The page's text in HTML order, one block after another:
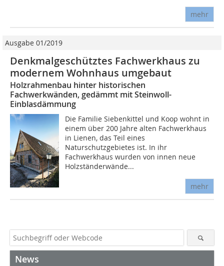
mehr
Ausgabe 01/2019
Denkmalgeschütztes Fachwerkhaus zu
modernem Wohnhaus umgebaut
Holzrahmenbau hinter historischen
Fachwerkwänden, gedämmt mit Steinwoll-
Einblasdämmung
Die Familie Siebenkittel und Koop wohnt in
einem über 200 Jahre alten Fachwerkhaus
in Lienen, das Teil eines
Naturschutzgebietes ist. In ihr
Fachwerkhaus wurden von innen neue
Holzständerwände...
mehr
News